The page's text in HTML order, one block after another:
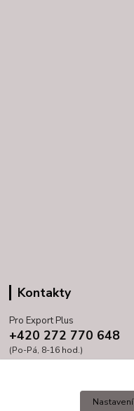
Kontakty
Pro Export Plus
+420 272 770 648
(Po-Pá, 8-16 hod.)
Nastavení